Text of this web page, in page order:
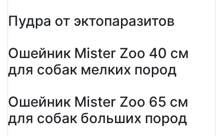
Пудра от эктопаразитов
Ошейник Mister Zoo 40 см
для собак мелких пород
Ошейник Mister Zoo 65 см
для собак больших пород